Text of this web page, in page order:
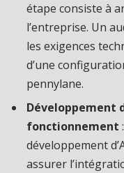
étape consiste à
l’entreprise. Un
les exigences
d’une
pennylane.
Développement
fonctionnement
développement
assurer